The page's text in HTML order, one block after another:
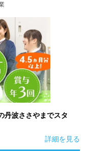
丹波ささやまでスタ
詳細を見る